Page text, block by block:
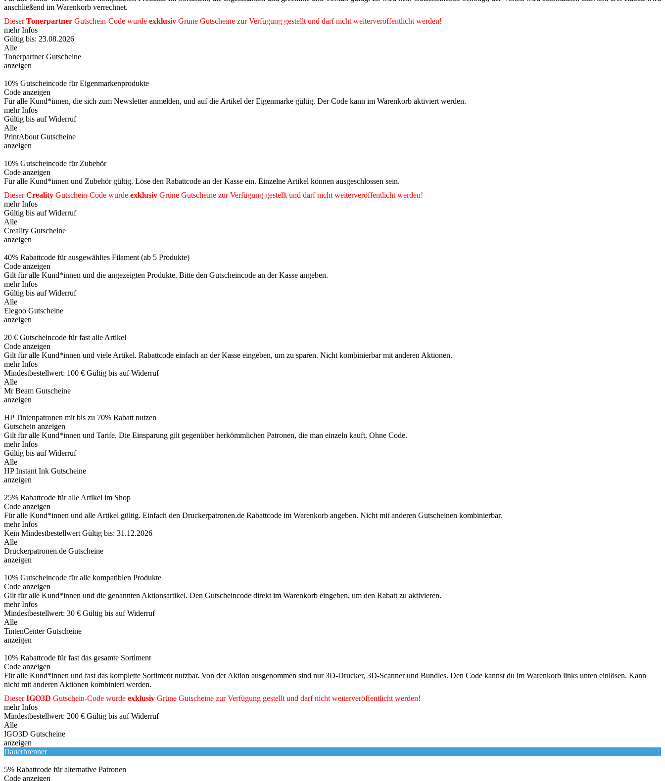
anschließend im Warenkorb verrechnet.
DieserTonerpartner Gutschein-Code wurde exklusiv Grüne Gutscheine zur Verfügung gestellt und darf nicht weiterveröffentlicht werden!
mehr Infos
Gültig bis: 23.08.2026
Alle
Tonerpartner Gutscheine
anzeigen
10% Gutscheincode für Eigenmarkenprodukte
Code anzeigen
Für alle Kund*innen, die sich zum Newsletter anmelden, und auf die Artikel der Eigenmarke gültig. Der Code kann im Warenkorb aktiviert werden.
mehr Infos
Gültig bis auf Widerruf
Alle
PrintAbout Gutscheine
anzeigen
10% Gutscheincode für Zubehör
Code anzeigen
Für alle Kund*innen und Zubehör gültig. Löse den Rabattcode an der Kasse ein. Einzelne Artikel können ausgeschlossen sein.
DieserCreality Gutschein-Code wurde exklusiv Grüne Gutscheine zur Verfügung gestellt und darf nicht weiterveröffentlicht werden!
mehr Infos
Gültig bis auf Widerruf
Alle
Creality Gutscheine
anzeigen
40% Rabattcode für ausgewähltes Filament (ab 5 Produkte)
Code anzeigen
Gilt für alle Kund*innen und die angezeigten Produkte. Bitte den Gutscheincode an der Kasse angeben.
mehr Infos
Gültig bis auf Widerruf
Alle
Elegoo Gutscheine
anzeigen
20 € Gutscheincode für fast alle Artikel
Code anzeigen
Gilt für alle Kund*innen und viele Artikel. Rabattcode einfach an der Kasse eingeben, um zu sparen. Nicht kombinierbar mit anderen Aktionen.
mehr Infos
Mindestbestellwert: 100 € Gültig bis auf Widerruf
Alle
Mr Beam Gutscheine
anzeigen
HP Tintenpatronen mit bis zu 70% Rabatt nutzen
Gutschein anzeigen
Gilt für alle Kund*innen und Tarife. Die Einsparung gilt gegenüber herkömmlichen Patronen, die man einzeln kauft. Ohne Code.
mehr Infos
Gültig bis auf Widerruf
Alle
HP Instant Ink Gutscheine
anzeigen
25% Rabattcode für alle Artikel im Shop
Code anzeigen
Für alle Kund*innen und alle Artikel gültig. Einfach den Druckerpatronen.de Rabattcode im Warenkorb angeben. Nicht mit anderen Gutscheinen kombinierbar.
mehr Infos
Kein Mindestbestellwert Gültig bis: 31.12.2026
Alle
Druckerpatronen.de Gutscheine
anzeigen
10% Gutscheincode für alle kompatiblen Produkte
Code anzeigen
Gilt für alle Kund*innen und die genannten Aktionsartikel. Den Gutscheincode direkt im Warenkorb eingeben, um den Rabatt zu aktivieren.
mehr Infos
Mindestbestellwert: 30 € Gültig bis auf Widerruf
Alle
TintenCenter Gutscheine
anzeigen
10% Rabattcode für fast das gesamte Sortiment
Code anzeigen
Für alle Kund*innen und fast das komplette Sortiment nutzbar. Von der Aktion ausgenommen sind nur 3D-Drucker, 3D-Scanner und Bundles. Den Code kannst du im Warenkorb links unten einlösen. Kann
nicht mit anderen Aktionen kombiniert werden.
DieserIGO3D Gutschein-Code wurde exklusiv Grüne Gutscheine zur Verfügung gestellt und darf nicht weiterveröffentlicht werden!
mehr Infos
Mindestbestellwert: 200 € Gültig bis auf Widerruf
Alle
IGO3D Gutscheine
anzeigen
Dauerbrenner
5% Rabattcode für alternative Patronen
Code anzeigen